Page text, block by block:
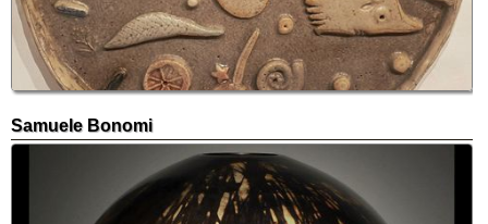
Samuele Bonomi